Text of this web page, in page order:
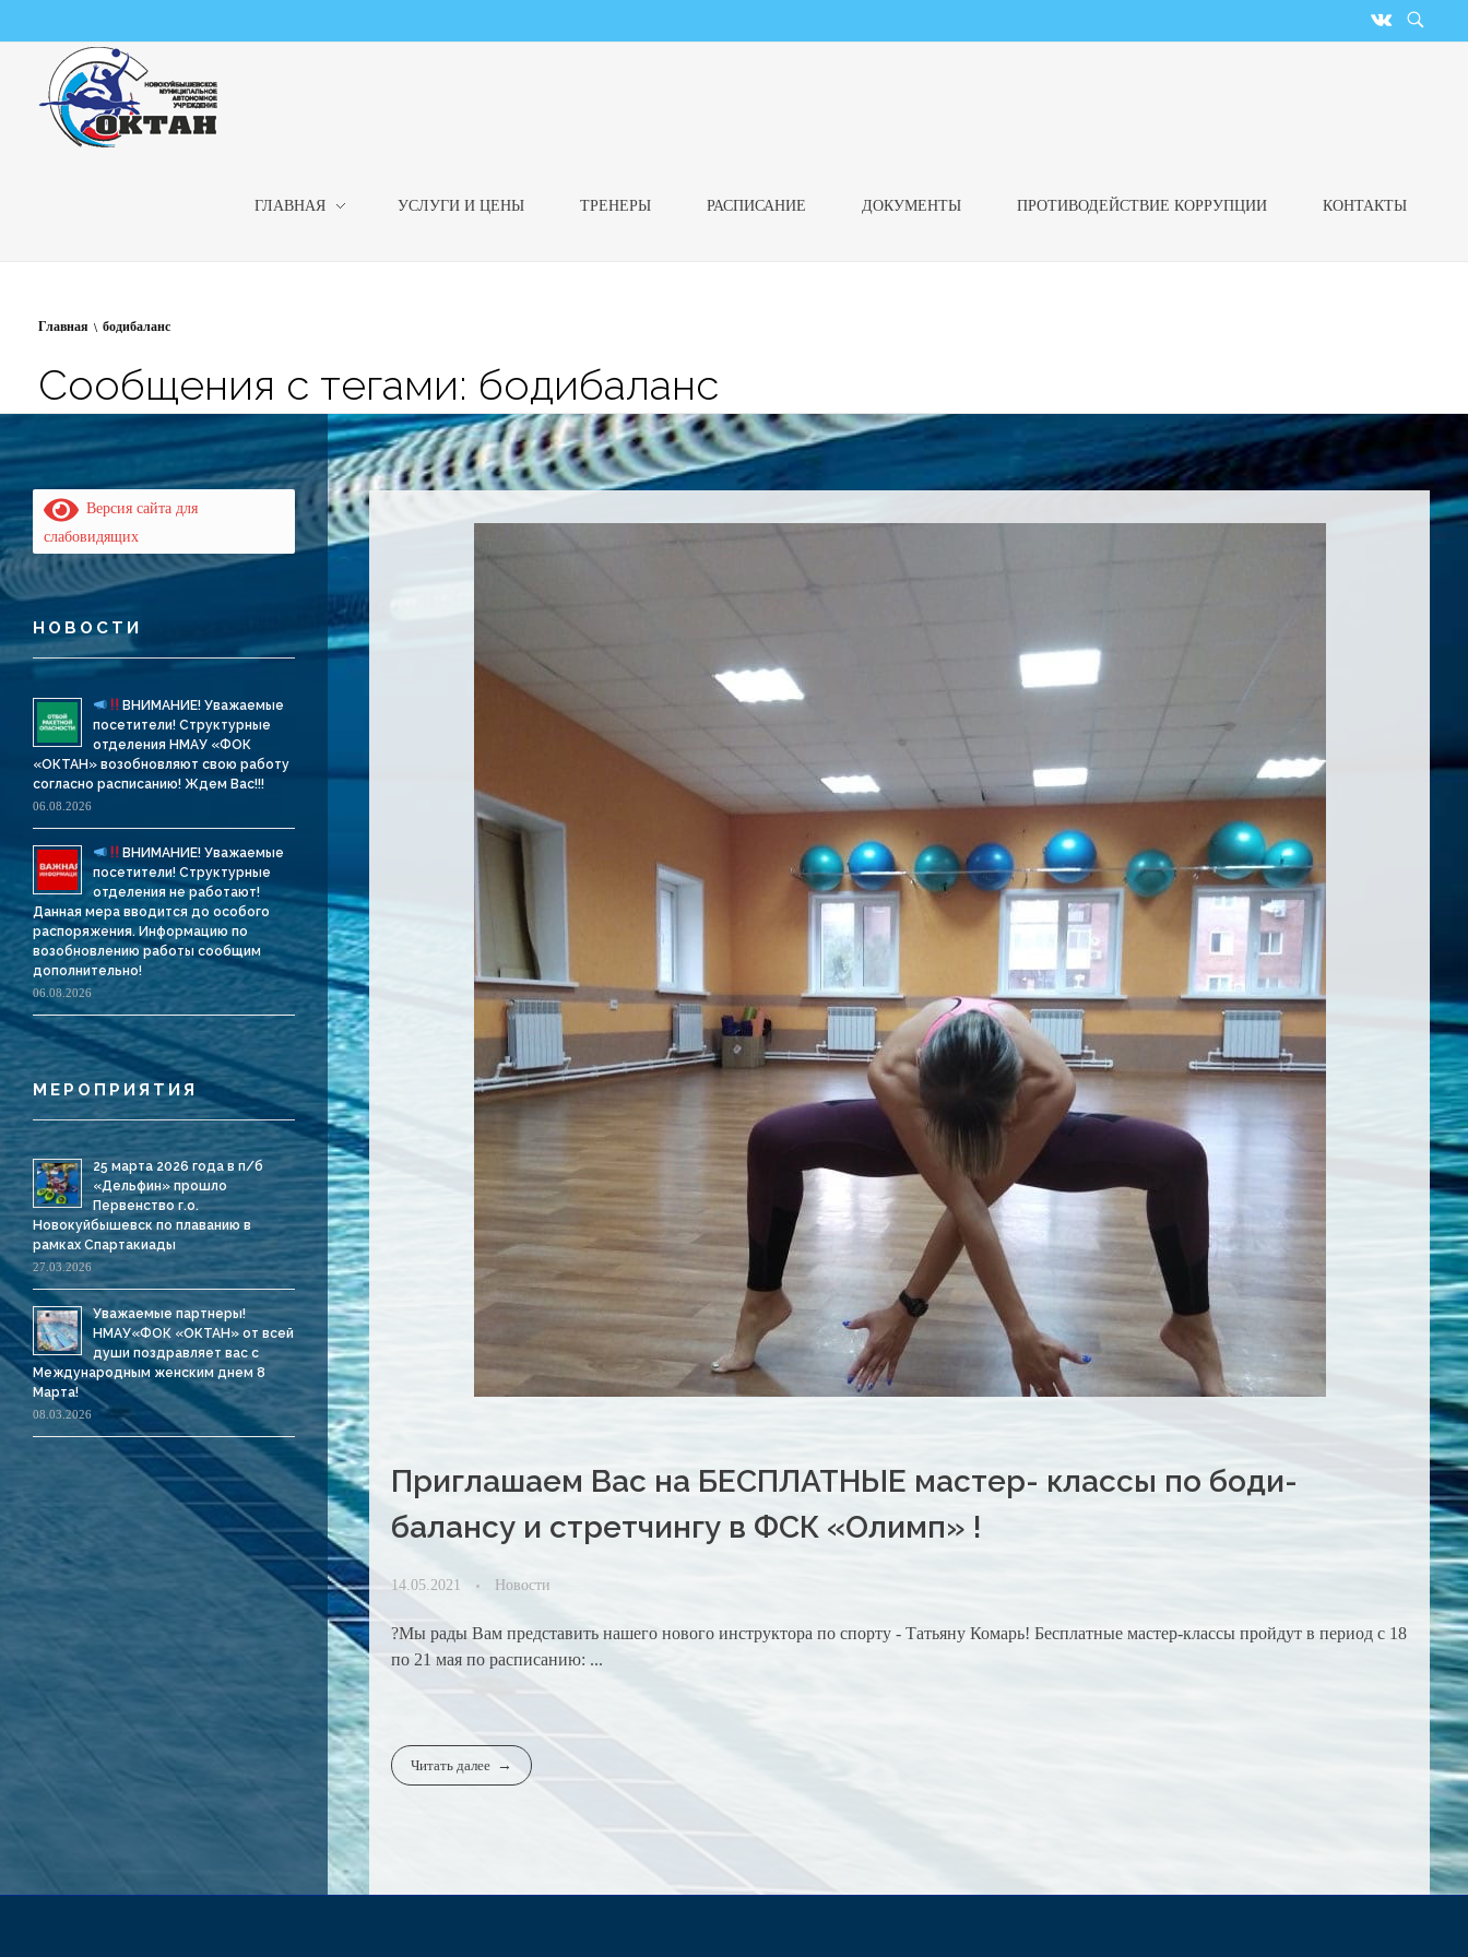
ГЛАВНАЯ УСЛУГИ И ЦЕНЫ ТРЕНЕРЫ РАСПИСАНИЕ ДОКУМЕНТЫ ПРОТИВОДЕЙСТВИЕ КОРРУПЦИИ КОНТАКТЫ
Главная бодибаланс
Сообщения с тегами: бодибаланс
Приглашаем Вас на БЕСПЛАТНЫЕ мастер- классы по боди-
балансу и стретчингу в ФСК «Олимп» !
14.05.2021 Новости
?Мы рады Вам представить нашего нового инструктора по спорту - Татьяну Комарь! Бесплатные мастер-классы пройдут в период с 18
по 21 мая по расписанию: ...
Читать далее
Версия сайта для
слабовидящих
НОВОСТИ
ВНИМАНИЕ! Уважаемые
посетители! Структурные
отделения НМАУ «ФОК
«ОКТАН» возобновляют свою работу
согласно расписанию! Ждем Вас!!!
06.08.2026
ВНИМАНИЕ! Уважаемые
посетители! Структурные
отделения не работают!
Данная мера вводится до особого
распоряжения. Информацию по
возобновлению работы сообщим
дополнительно!
06.08.2026
МЕРОПРИЯТИЯ
25 марта 2026 года в п/б
«Дельфин» прошло
Первенство г.о.
Новокуйбышевск по плаванию в
рамках Спартакиады
27.03.2026
Уважаемые партнеры!
НМАУ«ФОК «ОКТАН» от всей
души поздравляет вас с
Международным женским днем 8
Марта!
08.03.2026